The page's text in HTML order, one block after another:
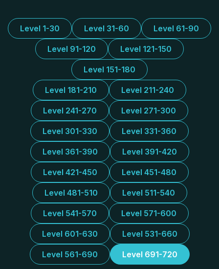
Level 1-30 Level 31-60 Level 61-90
Level 91-120 Level 121-150
Level 151-180
Level 181-210 Level 211-240
Level 241-270 Level 271-300
Level 301-330 Level 331-360
Level 361-390 Level 391-420
Level 421-450 Level 451-480
Level 481-510 Level 511-540
Level 541-570 Level 571-600
Level 601-630 Level 531-660
Level 561-690 Level 691-720